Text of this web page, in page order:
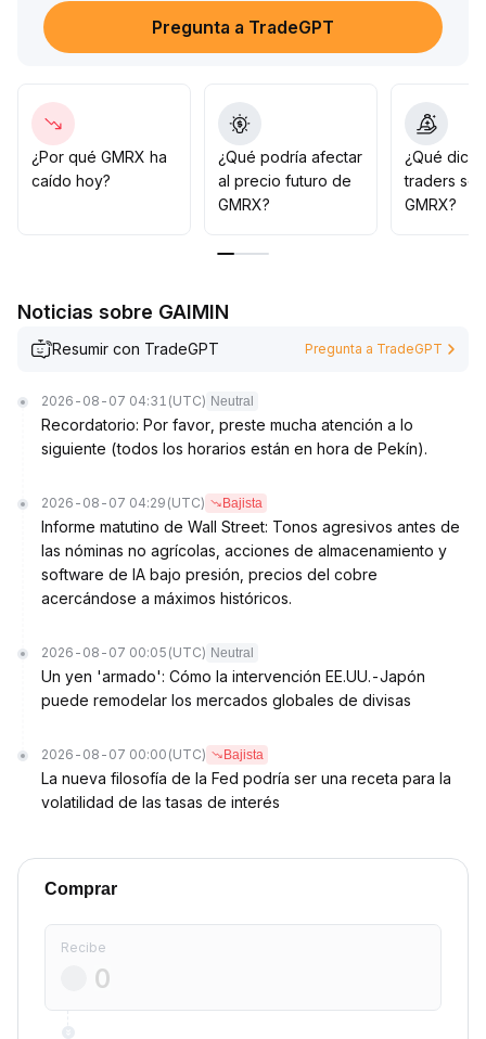
Falta la participación de actores principales y el
volumen de operaciones continúa en niveles medio-
que se prevé que el precio mantendrá una estructura
neutral a ligeramente negativa (se recomienda vigilar el
soporte en xxx y la resistencia en yyy).
La estrategia debe ser principalmente de observación,
esperando pacientemente un impulso desde los
Pregunta a TradeGPT
¿Por qué GMRX ha
caído hoy?
¿Qué podría afectar
al precio futuro de
GMRX?
¿Qué
traders
GMRX?
Noticias sobre GAIMIN
Resumir con TradeGPT Pregunta a TradeGPT
2026-08-07 04:31 (UTC) Neutral
Recordatorio: Por favor, preste mucha atención a lo
siguiente (todos los horarios están en hora de Pekín).
2026-08-07 04:29 (UTC) Bajista
Informe matutino de Wall Street: Tonos agresivos antes de
las nóminas no agrícolas, acciones de almacenamiento y
software de IA bajo presión, precios del cobre
acercándose a máximos históricos.
2026-08-07 00:05 (UTC) Neutral
Un yen 'armado': Cómo la intervención EE.UU.-Japón
puede remodelar los mercados globales de divisas
2026-08-07 00:00 (UTC) Bajista
La nueva filosofía de la Fed podría ser una receta para la
volatilidad de las tasas de interés
Comprar
Recibe